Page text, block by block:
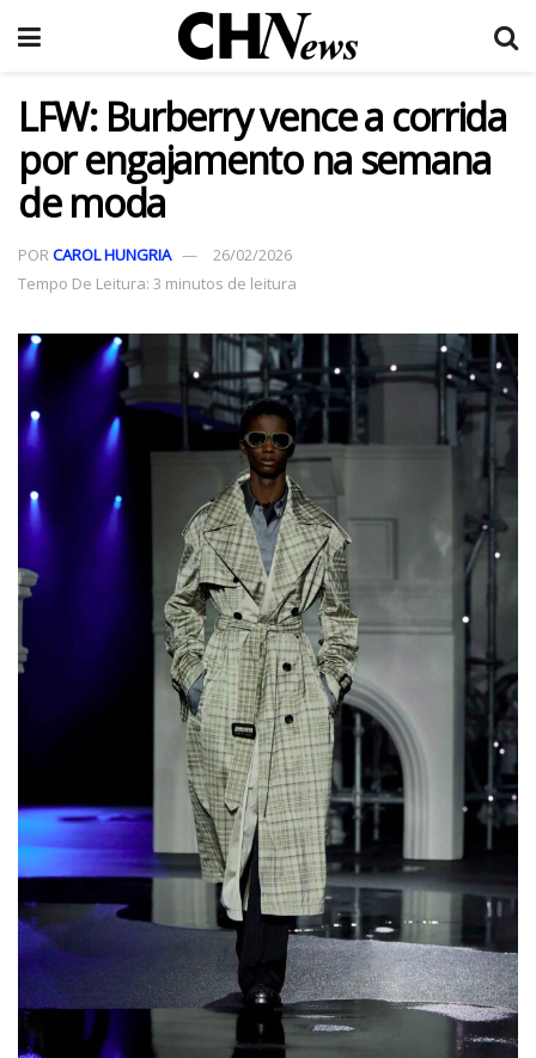
LFW: Burberry vence a corrida
por engajamento na semana
de moda
PORCAROL HUNGRIA
26/02/2026
Tempo De Leitura: 3 minutos de leitura